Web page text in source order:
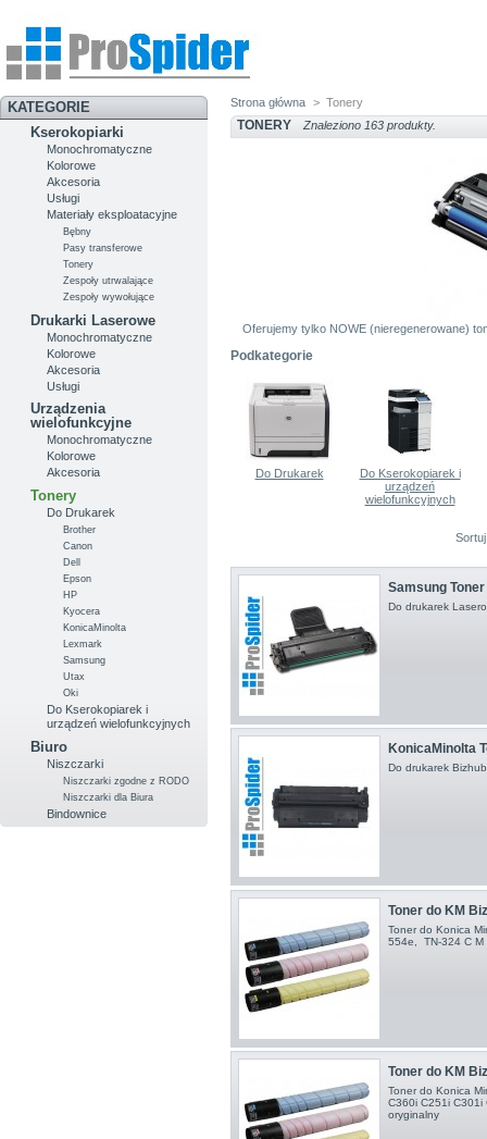
KATEGORIE
Kserokopiarki
Monochromatyczne
Kolorowe
Akcesoria
Usługi
Materiały eksploatacyjne
Bębny
Pasy transferowe
Tonery
Zespoły utrwalające
Zespoły wywołujące
Drukarki Laserowe
Monochromatyczne
Kolorowe
Akcesoria
Usługi
Urządzenia
wielofunkcyjne
Monochromatyczne
Kolorowe
Akcesoria
Tonery
Do Drukarek
Brother
Canon
Dell
Epson
HP
Kyocera
KonicaMinolta
Lexmark
Samsung
Utax
Oki
Do Kserokopiarek i
urządzeń wielofunkcyjnych
Biuro
Niszczarki
Niszczarki zgodne z RODO
Niszczarki dla Biura
Bindownice
Strona główna > Tonery
TONERY Znaleziono 163 produkty.
Oferujemy tylko NOWE (nieregenerowane)
Podkategorie
Do Drukarek
Do Kserokopiarek i
urządzeń
wielofunkcyjnych
Sortuj
Samsung
Do drukarek
KonicaMinolta
Do drukarek
Toner do KM
Toner do Konica
554e , TN-324 C
Toner do KM
Toner do Konica
C360i C251i
oryginalny